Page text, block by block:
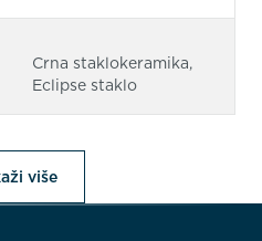
Crna staklokeramika,
Eclipse staklo
više